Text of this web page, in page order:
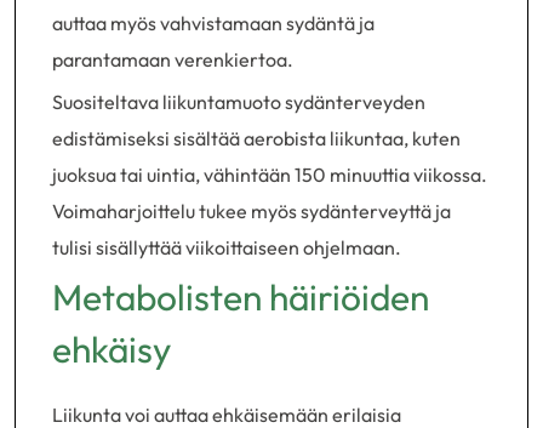
auttaa myös vahvistamaan sydäntä ja
parantamaan verenkiertoa.
Suositeltava liikuntamuoto sydänterveyden
edistämiseksi sisältää aerobista liikuntaa, kuten
juoksua tai uintia, vähintään 150 minuuttia viikossa.
Voimaharjoittelu tukee myös sydänterveyttä ja
tulisi sisällyttää viikoittaiseen ohjelmaan.
Metabolisten häiriöiden
ehkäisy
Liikunta voi auttaa ehkäisemään erilaisia